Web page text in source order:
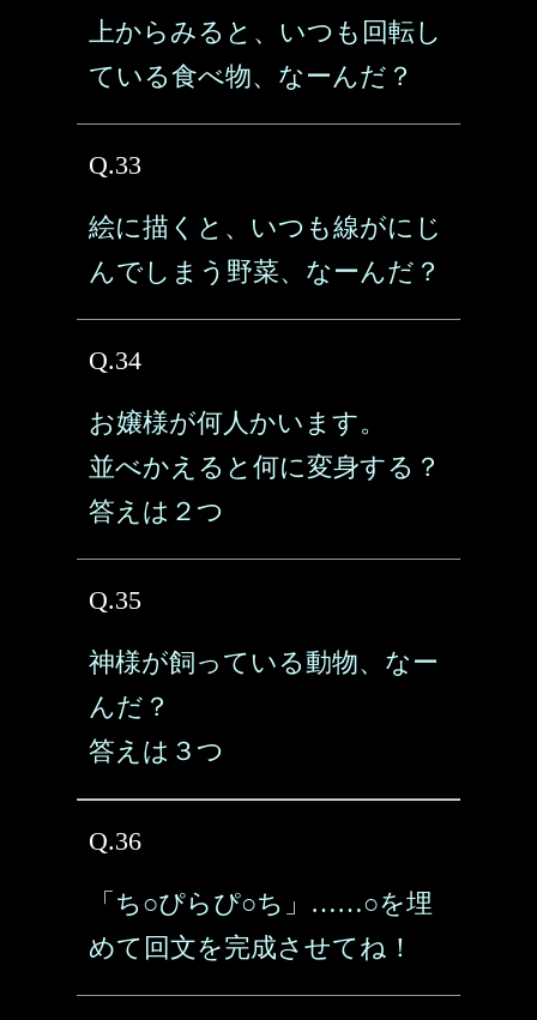
上からみると、いつも回転し
ている食べ物、なーんだ？
Q.33
絵に描くと、いつも線がにじ
んでしまう野菜、なーんだ？
Q.34
お嬢様が何人かいます。
並べかえると何に変身する？
答えは２つ
Q.35
神様が飼っている動物、なー
んだ？
答えは３つ
Q.36
「ち○ぴらぴ○ち」……○を埋
めて回文を完成させてね！